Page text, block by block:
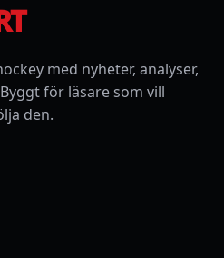
med nyheter, analyser,
för läsare som vill
den.